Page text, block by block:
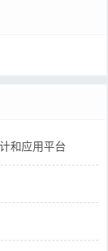
和应用平台